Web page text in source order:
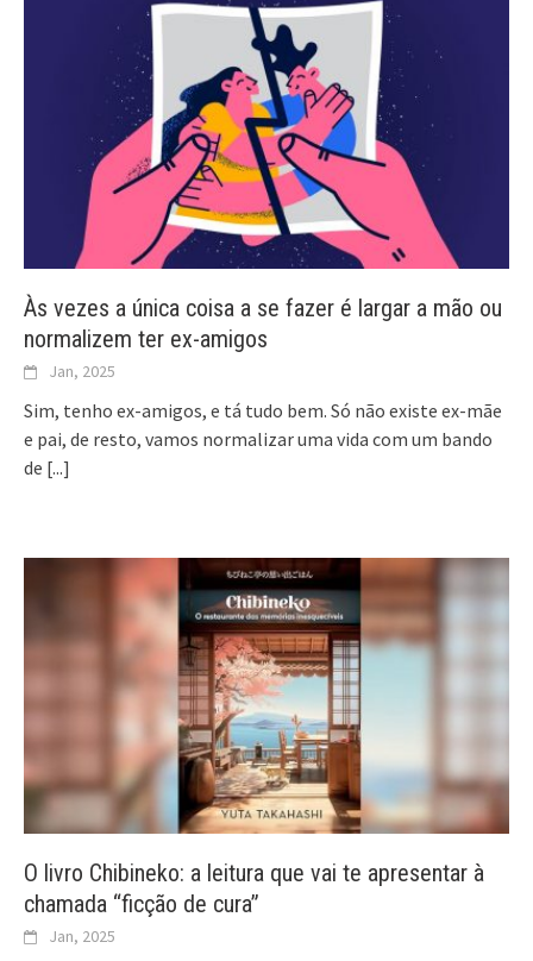
Às vezes a única coisa a se fazer é largar a mão ou
normalizem ter ex-amigos
Jan, 2025
Sim, tenho ex-amigos, e tá tudo bem. Só não existe ex-mãe
e pai, de resto, vamos normalizar uma vida com um bando
de [...]
O livro Chibineko: a leitura que vai te apresentar à
chamada “ficção de cura”
Jan, 2025